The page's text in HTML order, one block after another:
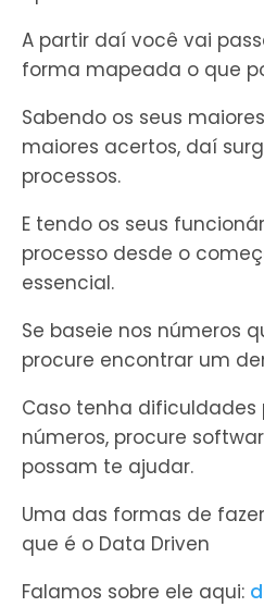
A partir daí você vai
forma mapeada o que
Sabendo os seus
maiores acertos, daí
processos.
E tendo os seus
processo desde o
essencial.
Se baseie nos números
procure encontrar um
Caso tenha dificuldades
números, procure
possam te ajudar.
Uma das formas de
que é o Data Driven
Falamos sobre ele aqui: